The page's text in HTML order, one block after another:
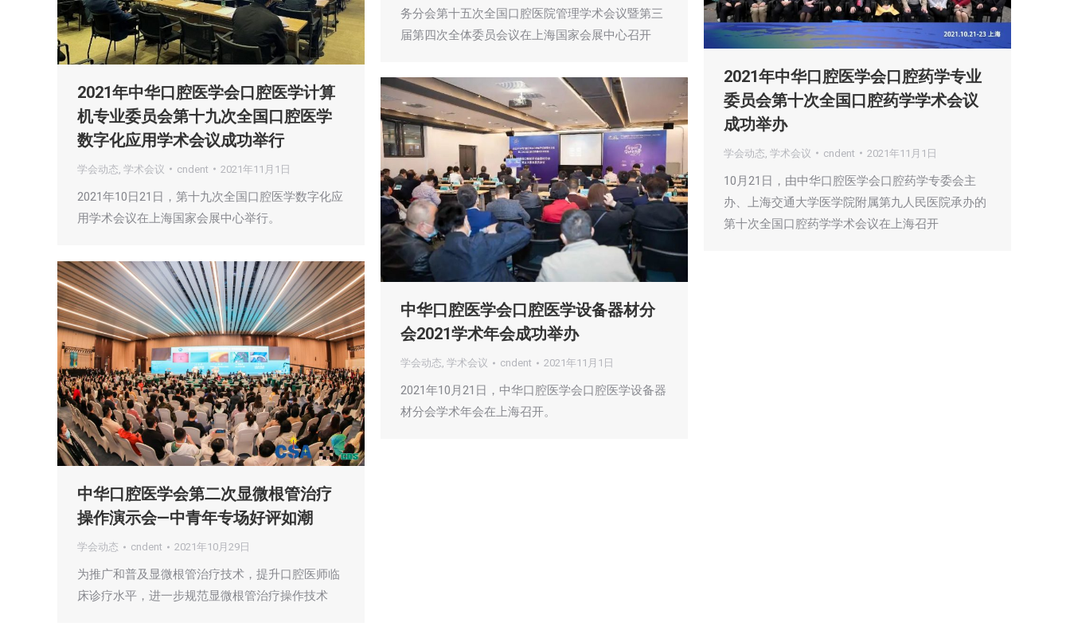
务分会第十五次全国口腔医院管理学术会议暨第三
届第四次全体委员会议在上海国家会展中心召开
2021年中华口腔医学会口腔医学计算
机专业委员会第十九次全国口腔医学
数字化应用学术会议成功举行
学会动态 学术会议 cndent 2021年11月1日
2021年10日21日，第十九次全国口腔医学数字化应
用学术会议在上海国家会展中心举行。
2021年中华口腔医学会口腔药学专业
委员会第十次全国口腔药学学术会议
成功举办
学会动态 学术会议 cndent 2021年11月1日
10月21日，由中华口腔医学会口腔药学专委会主
办、上海交通大学医学院附属第九人民医院承办的
第十次全国口腔药学学术会议在上海召开
中华口腔医学会口腔医学设备器材分
会2021学术年会成功举办
学会动态, 学术会议 cndent 2021年11月1日
2021年10月21日，中华口腔医学会口腔医学设备器
材分会学术年会在上海召开。
中华口腔医学会第二次显微根管治疗
操作演示会—中青年专场好评如潮
学会动态 cndent 2021年10月29日
为推广和普及显微根管治疗技术，提升口腔医师临
床诊疗水平，进一步规范显微根管治疗操作技术